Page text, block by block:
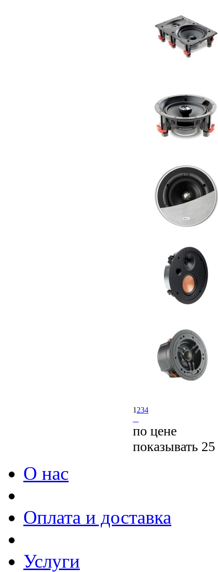
1 234
по цене
показывать 25
О нас
Оплата и доставка
Услуги